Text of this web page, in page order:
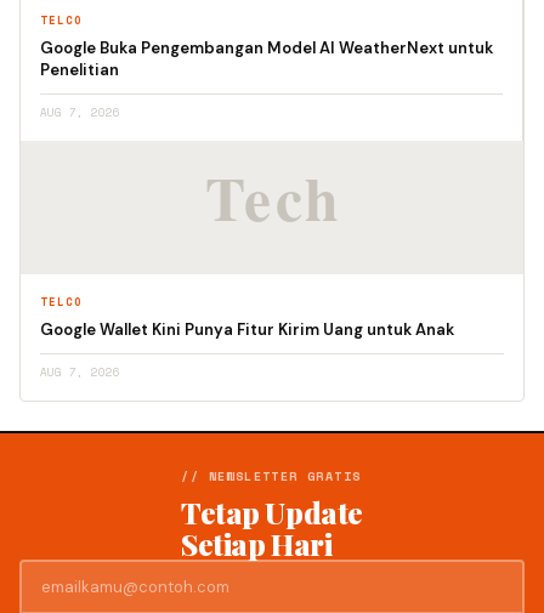
TELCO
Google Buka Pengembangan Model AI WeatherNext untuk
Penelitian
AUG 7, 2026
TELCO
Google Wallet Kini Punya Fitur Kirim Uang untuk Anak
AUG 7, 2026
// NEWSLETTER GRATIS
Tetap Update
Setiap Hari